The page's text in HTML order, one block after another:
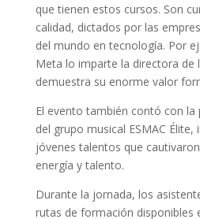
que tienen estos cursos. Son
calidad, dictados por las
del mundo en tecnología. Por
Meta lo imparte la directora de
demuestra su enorme valor
El evento también contó con la
del grupo musical ESMAC
jóvenes talentos que
energía y talento.
Durante la jornada, los
rutas de formación disponibles